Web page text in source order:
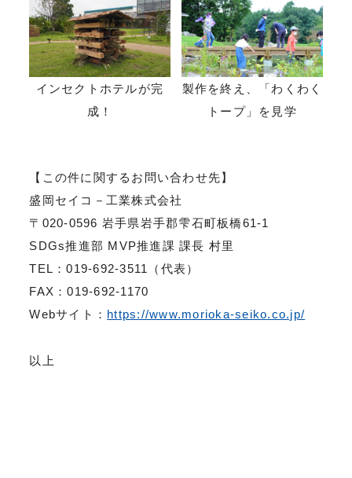
インセクトホテルが完
成！
製作を終え、「わくわく
トープ」を見学
【この件に関するお問い合わせ先】
盛岡セイコ－工業株式会社
〒020-0596 岩手県岩手郡雫石町板橋61-1
SDGs推進部 MVP推進課 課長 村里
TEL：019-692-3511（代表）
FAX：019-692-1170
Webサイト： https://www.morioka-seiko.co.jp/
以上